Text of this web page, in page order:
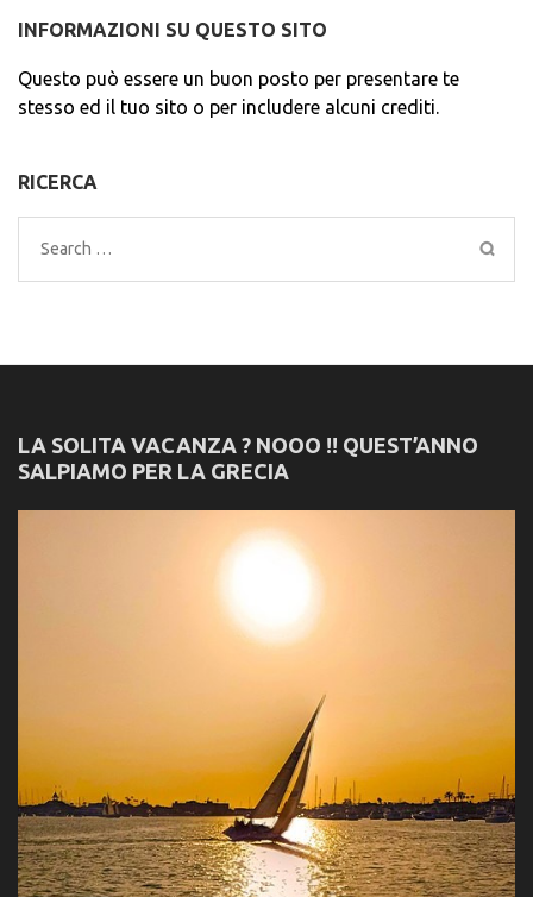
INFORMAZIONI SU QUESTO SITO
Questo può essere un buon posto per presentare te
stesso ed il tuo sito o per includere alcuni crediti.
RICERCA
Search
for:
LA SOLITA VACANZA ? NOOO !! QUEST’ANNO
SALPIAMO PER LA GRECIA